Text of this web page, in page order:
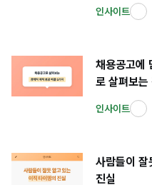
인사이트
채용공고에
로 살펴보는
인사이트
사람들이 잘
진실